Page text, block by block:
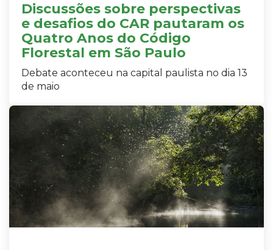
Discussões sobre perspectivas
e desafios do CAR pautaram os
Quatro Anos do Código
Florestal em São Paulo
Debate aconteceu na capital paulista no dia 13
de maio